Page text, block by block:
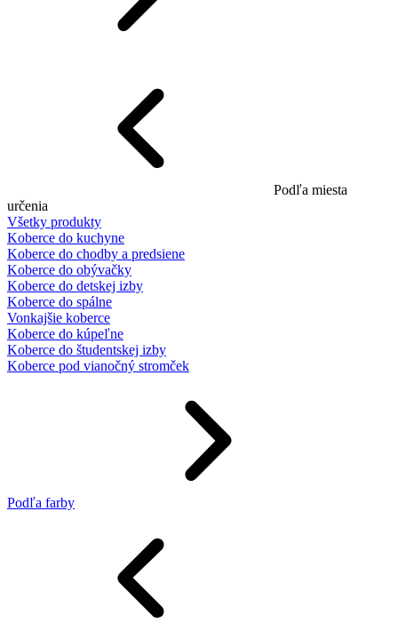
Podľa miesta
určenia
Všetky produkty
Koberce do kuchyne
Koberce do chodby a predsiene
Koberce do obývačky
Koberce do detskej izby
Koberce do spálne
Vonkajšie koberce
Koberce do kúpeľne
Koberce do študentskej izby
Koberce pod vianočný stromček
Podľa farby